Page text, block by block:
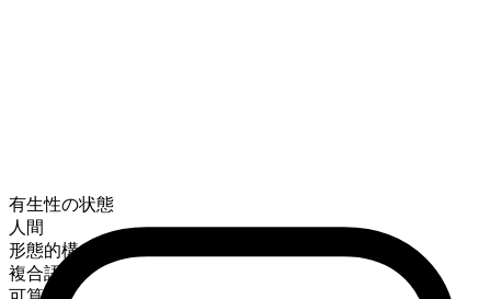
有生性の状態
人間
形態的構成
複合語